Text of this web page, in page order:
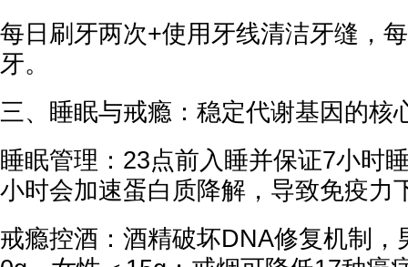
每日刷牙两次+使用牙线清洁牙缝，
牙。
三、睡眠与戒瘾：稳定代谢基因的核
睡眠管理：23点前入睡并保证7小时
小时会加速蛋白质降解，导致免疫力
戒瘾控酒：酒精破坏DNA修复机制，